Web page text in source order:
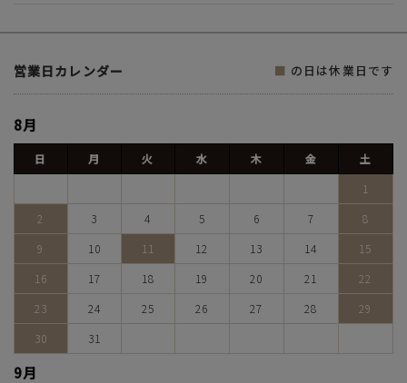
営業日カレンダー ■ の日は休業日です
8月
日 月 火 水 木 金
土
1
2
3 4 5 6 7
8
9
10 11 12 13 14
15
16
17 18 19 20 21
22
23
24 25 26 27 28
29
30
31
9月